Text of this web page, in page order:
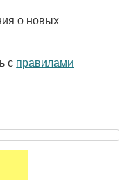
о новых
с правилами